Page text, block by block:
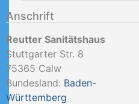
Anschrift
Reutter Sanitätshaus
Stuttgarter Str. 8
75365 Calw
Bundesland: Baden-
Württemberg